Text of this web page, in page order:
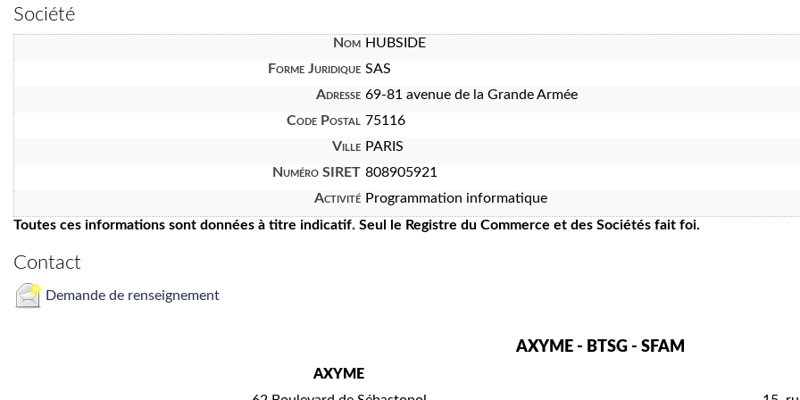
Société
Nom HUBSIDE
Forme Juridique SAS
Adresse 69-81 avenue de la Grande Armée
Code Postal 75116
Ville PARIS
Numéro SIRET 808905921
Activité Programmation informatique
Toutes ces informations sont données à titre indicatif. Seul le Registre du Commerce et des Sociétés fait foi.
Contact
Demande de renseignement
AXYME - BTSG - SFAM
AXYME